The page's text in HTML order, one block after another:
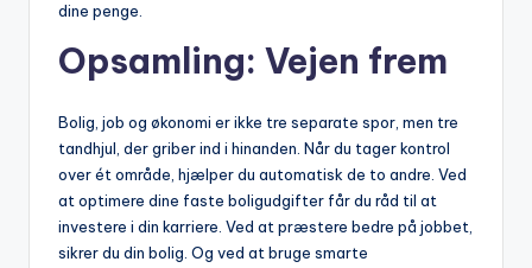
dine penge.
Opsamling: Vejen frem
Bolig, job og økonomi er ikke tre separate spor, men tre
tandhjul, der griber ind i hinanden. Når du tager kontrol
over ét område, hjælper du automatisk de to andre. Ved
at optimere dine faste boligudgifter får du råd til at
investere i din karriere. Ved at præstere bedre på jobbet,
sikrer du din bolig. Og ved at bruge smarte